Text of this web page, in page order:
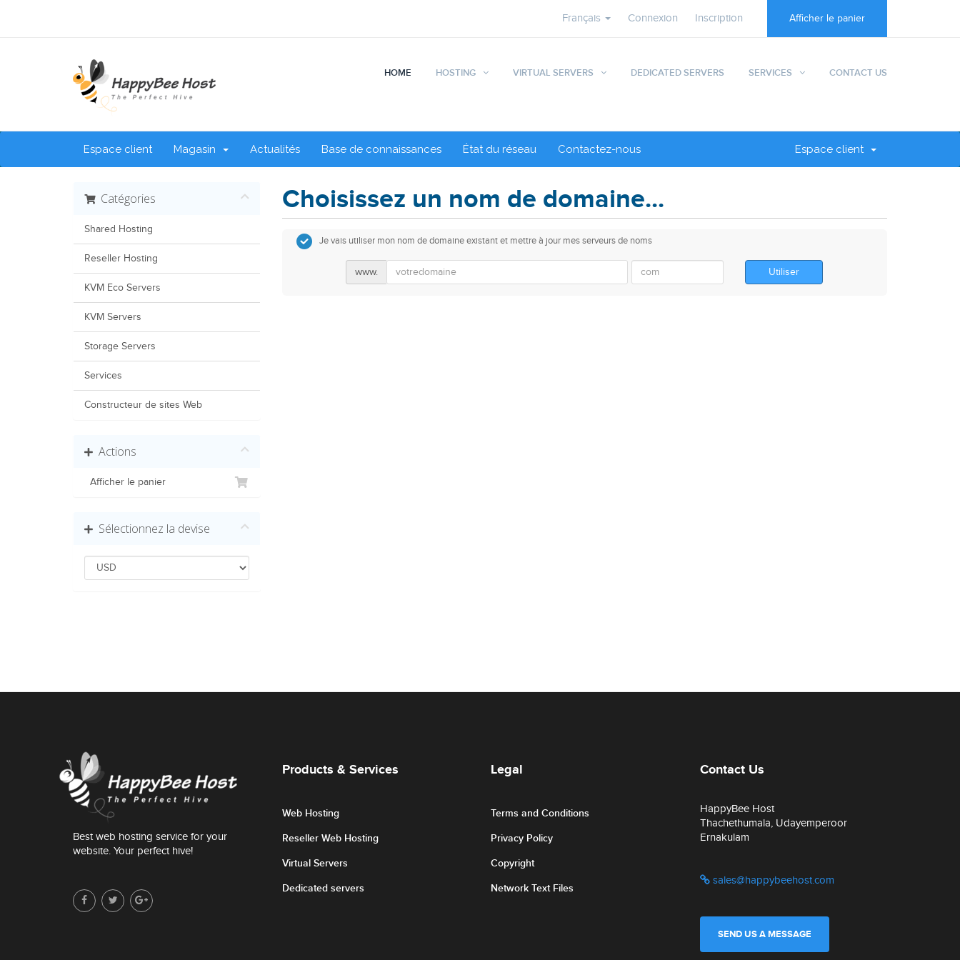
Français Connexion Inscription Afficher le panier
HOME HOSTING VIRTUAL SERVERS DEDICATED SERVERS SERVICES CONTACT US
Espace client Magasin Actualités Base de connaissances État du réseau Contactez-nous Espace client
Catégories
Shared Hosting
Reseller Hosting
KVM Eco Servers
KVM Servers
Storage Servers
Services
Constructeur de sites Web
Actions
Afficher le panier
Sélectionnez la devise
Choisissez un nom de domaine...
Je vais utiliser mon nom de domaine existant et mettre à jour mes serveurs de noms
www. Utiliser
Best web hosting service for your
website. Your perfect hive!
Products & Services
Web Hosting
Reseller Web Hosting
Virtual Servers
Dedicated servers
Legal
Terms and Conditions
Privacy Policy
Copyright
Network Text Files
Contact Us
HappyBee Host
Thachethumala, Udayemperoor
Ernakulam
sales@happybeehost.com
SEND US A MESSAGE